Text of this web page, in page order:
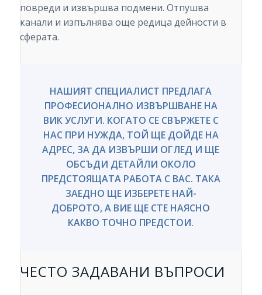
повреди и извършва подмени. Отпушва
канали и изпълнява още редица дейности в
сферата.
НАШИЯТ СПЕЦИАЛИСТ ПРЕДЛАГА
ПРОФЕСИОНАЛНО ИЗВЪРШВАНЕ НА
ВИК УСЛУГИ. КОГАТО СЕ СВЪРЖЕТЕ С
НАС ПРИ НУЖДА, ТОЙ ЩЕ ДОЙДЕ НА
АДРЕС, ЗА ДА ИЗВЪРШИ ОГЛЕД И ЩЕ
ОБСЪДИ ДЕТАЙЛИ ОКОЛО
ПРЕДСТОЯЩАТА РАБОТА С ВАС. ТАКА
ЗАЕДНО ЩЕ ИЗБЕРЕТЕ НАЙ-
ДОБРОТО, А ВИЕ ЩЕ СТЕ НАЯСНО
КАКВО ТОЧНО ПРЕДСТОИ.
ЧЕСТО ЗАДАВАНИ ВЪПРОСИ